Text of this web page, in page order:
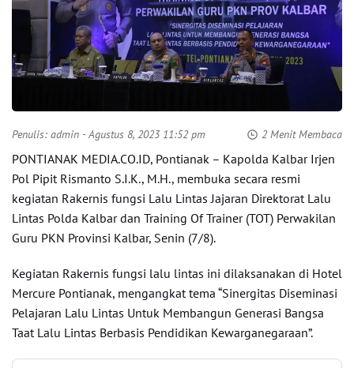
Penulis: admin - Agustus 8, 2023 11:52 pm 2 Menit Membaca
PONTIANAK MEDIA.CO.ID, Pontianak – Kapolda Kalbar Irjen
Pol Pipit Rismanto S.I.K., M.H., membuka secara resmi
kegiatan Rakernis fungsi Lalu Lintas Jajaran Direktorat Lalu
Lintas Polda Kalbar dan Training Of Trainer (TOT) Perwakilan
Guru PKN Provinsi Kalbar, Senin (7/8).
Kegiatan Rakernis fungsi lalu lintas ini dilaksanakan di Hotel
Mercure Pontianak, mengangkat tema “Sinergitas Diseminasi
Pelajaran Lalu Lintas Untuk Membangun Generasi Bangsa
Taat Lalu Lintas Berbasis Pendidikan Kewarganegaraan”.